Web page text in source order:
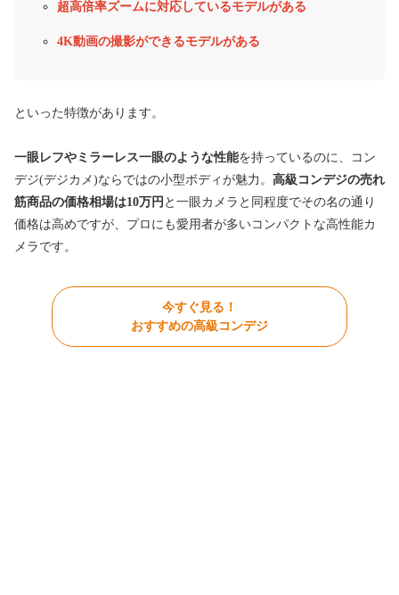
超高倍率ズームに対応しているモデルがある
4K動画の撮影ができるモデルがある
といった特徴があります。
一眼レフやミラーレス一眼のような性能を持っているのに、コン
デジ(デジカメ)ならではの小型ボディが魅力。 高級コンデジの売れ
筋商品の価格相場は10万円 と一眼カメラと同程度でその名の通り
価格は高めですが、プロにも愛用者が多いコンパクトな高性能カ
メラです。
今すぐ見る！
おすすめの高級コンデジ